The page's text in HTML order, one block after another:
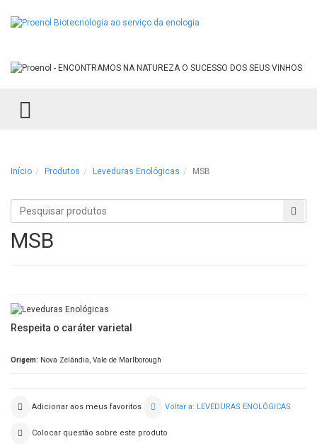
TOGGLE MENU
Início Produtos Leveduras Enológicas MSB
Procurar
produtos
MSB
Respeita o caráter varietal
Origem: Nova Zelândia, Vale de Marlborough
Adicionar aos meus favoritos Voltar a: LEVEDURAS ENOLÓGICAS
Colocar questão sobre este produto